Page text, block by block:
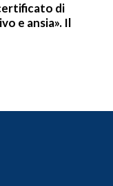
di
e ansia». Il